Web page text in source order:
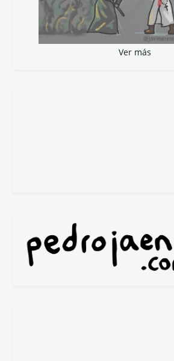
Ver más